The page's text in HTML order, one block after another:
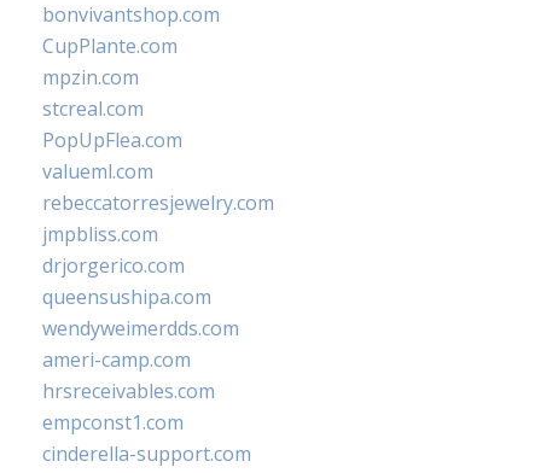
bonvivantshop.com
CupPlante.com
mpzin.com
stcreal.com
PopUpFlea.com
valueml.com
rebeccatorresjewelry.com
jmpbliss.com
drjorgerico.com
queensushipa.com
wendyweimerdds.com
ameri-camp.com
hrsreceivables.com
empconst1.com
cinderella-support.com